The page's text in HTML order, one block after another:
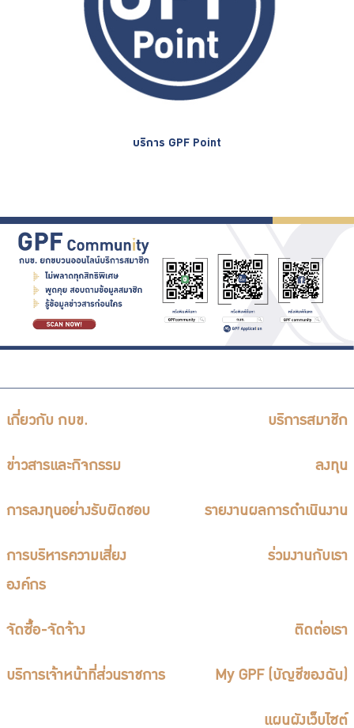
บริการ GPF Point
เกี่ยวกับ กบข. บริการสมาชิก
ข่าวสารและกิจกรรม ลงทุน
การลงทุนอย่างรับผิดชอบ รายงานผลการดำเนินงาน
การบริหารความเสี่ยง
องค์กร
ร่วมงานกับเรา
จัดซื้อ-จัดจ้าง ติดต่อเรา
บริการเจ้าหน้าที่ส่วนราชการ My GPF (บัญชีของฉัน)
แผนผังเว็บไซต์